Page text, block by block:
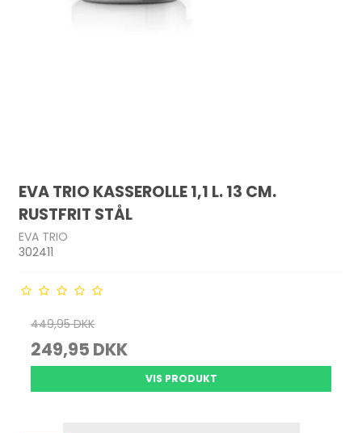
EVA TRIO KASSEROLLE 1,1 L. 13 CM.
RUSTFRIT STÅL
EVA TRIO
302411
449,95 DKK
249,95 DKK
VIS PRODUKT